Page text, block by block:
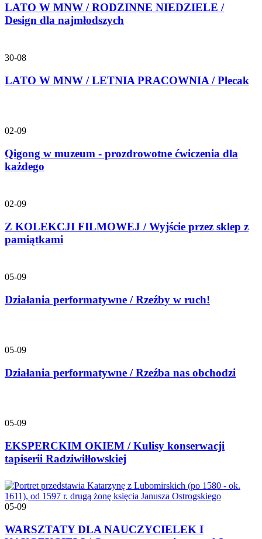
LATO W MNW / RODZINNE NIEDZIELE /
Design dla najmłodszych
30-08
LATO W MNW / LETNIA PRACOWNIA / Plecak
02-09
Qigong w muzeum - prozdrowotne ćwiczenia dla
każdego
02-09
Z KOLEKCJI FILMOWEJ / Wyjście przez sklep z
pamiątkami
05-09
Działania performatywne / Rzeźby w ruch!
05-09
Działania performatywne / Rzeźba nas obchodzi
05-09
EKSPERCKIM OKIEM / Kulisy konserwacji
tapiserii Radziwiłłowskiej
05-09
WARSZTATY DLA NAUCZYCIELEK I